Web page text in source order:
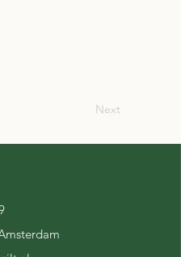
Next